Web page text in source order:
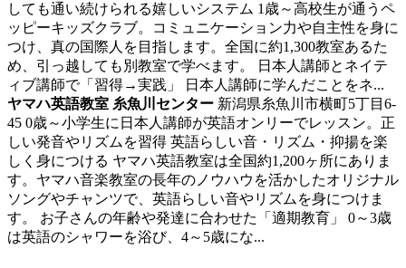
しても通い続けられる嬉しいシステム 1歳～高校生が通うペ
ッピーキッズクラブ。コミュニケーション力や自主性を身に
つけ、真の国際人を目指します。全国に約1,300教室あるた
め、引っ越しても別教室で学べます。 日本人講師とネイテ
ィブ講師で「習得→実践」 日本人講師に学んだことをネ...
ヤマハ英語教室 糸魚川センター 新潟県糸魚川市横町5丁目6-
45 0歳～小学生に日本人講師が英語オンリーでレッスン。正
しい発音やリズムを習得 英語らしい音・リズム・抑揚を楽
しく身につける ヤマハ英語教室は全国約1,200ヶ所にありま
す。ヤマハ音楽教室の長年のノウハウを活かしたオリジナル
ソングやチャンツで、英語らしい音やリズムを身につけま
す。 お子さんの年齢や発達に合わせた「適期教育」 0～3歳
は英語のシャワーを浴び、4～5歳にな...